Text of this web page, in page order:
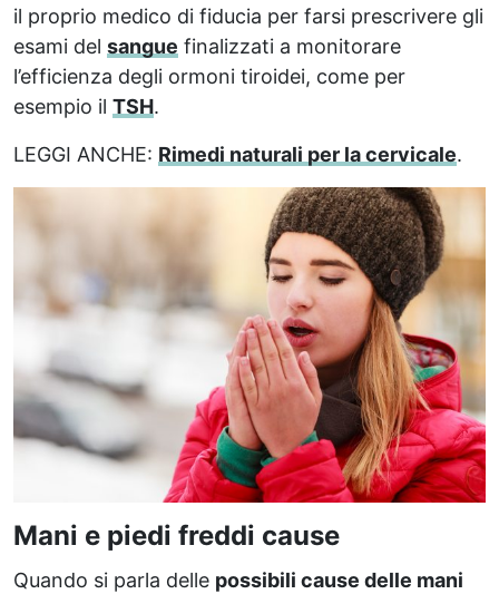
il proprio medico di fiducia per farsi prescrivere gli
esami del sangue finalizzati a monitorare
l’efficienza degli ormoni tiroidei, come per
esempio il TSH.
LEGGI ANCHE: Rimedi naturali per la cervicale.
Mani e piedi freddi cause
Quando si parla delle possibili cause delle mani